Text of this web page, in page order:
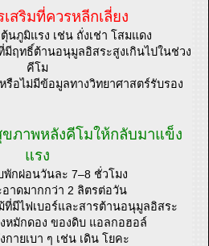
สริมที่ควรหลีกเลี่ยง
นภูมิแรง เช่น ถั่งเช่า โสมแดง
ฤทธิ์ต้านอนุมูลอิสระสูงเกินไปในช่วง
คีโม
อไม่มีข้อมูลทางวิทยาศาสตร์รับรอง
ขภาพหลังคีโมให้กลับมาแข็ง
แรง
กผ่อนวันละ 7–8 ชั่วโมง
าดมากกว่า 2 ลิตรต่อวัน
ที่มีไฟเบอร์และสารต้านอนุมูลอิสระ
หมักดอง ของดิบ แอลกอฮอล์
กายเบา ๆ เช่น เดิน โยคะ